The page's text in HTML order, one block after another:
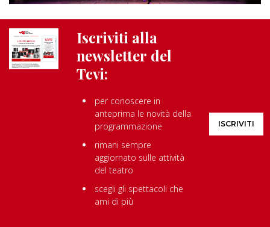
Iscriviti alla
newsletter del
Tcvi:
per conoscere in
anteprima le novità della
programmazione
rimani sempre
aggiornato sulle attività
del teatro
scegli gli spettacoli che
ami di più
ISCRIVITI